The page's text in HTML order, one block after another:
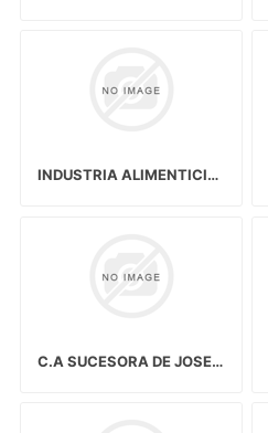
INDUSTRIA ALIMENTICIA NACIONAL DE CEREALES Y HARINAS C.A. (IANCARINA)
C.A SUCESORA DE JOSE PUIG & CIA